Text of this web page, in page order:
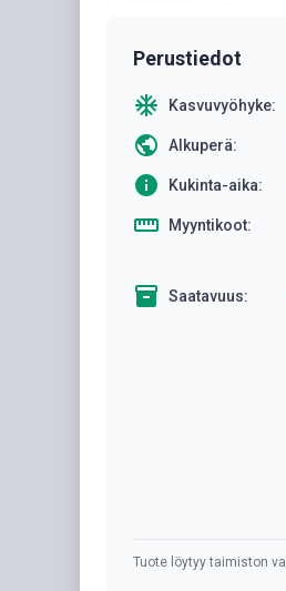
Perustiedot
ac_unit Kasvuvyöhyke:
public Alkuperä:
info Kukinta-aika:
straighten Myyntikoot:
inventory Saatavuus:
Tuote löytyy taimiston